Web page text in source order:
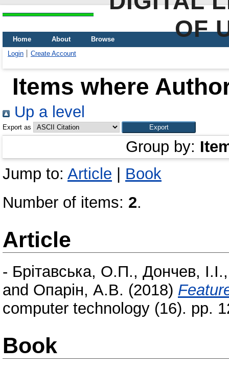
OF
Home About
Browse
Login
Create Account
Items where
Up a level
Export as
Group by:
Jump to: Article
Book
Number of items: 2.
Article
- Брітавська, О.П., Дончев, І.І.
and Опарін, А.В. (2018)
computer technology (16). pp.
Book